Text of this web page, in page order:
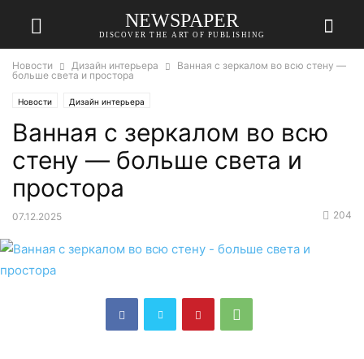
NEWSPAPER
DISCOVER THE ART OF PUBLISHING
Новости Дизайн интерьера
Ванная с зеркалом во всю стену —
больше света и простора
Новости Дизайн интерьера
Ванная с зеркалом во всю
стену — больше света и
простора
07.12.2025 204